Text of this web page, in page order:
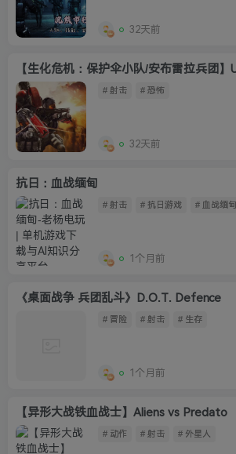
32天前
# 射击 # 恐怖
32天前
抗日：血战缅甸
# 射击 # 抗日游戏 # 血战缅甸
1个月前
《桌面战争 兵团乱斗》D.O.T. Defence
# 冒险 # 射击 # 生存
1个月前
【异形大战铁血战士】Aliens vs Predato
# 动作 # 射击 # 外星人